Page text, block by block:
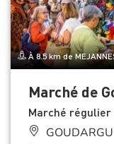
À 8.5 km de
Marché de
Marché régulier